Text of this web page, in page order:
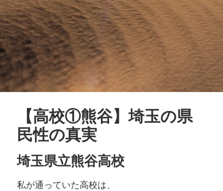
【高校①熊谷】埼玉の県
民性の真実
埼玉県立熊谷高校
私が通っていた高校は、